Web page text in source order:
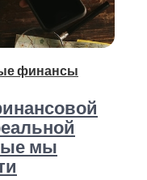
финансы
мы